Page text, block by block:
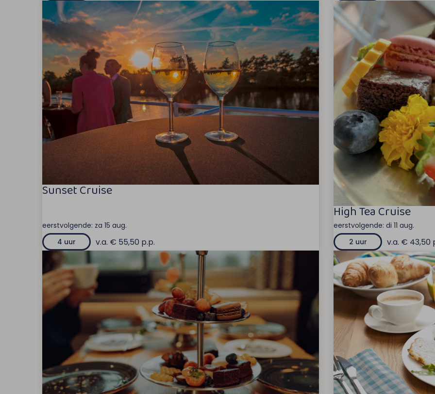
Sunset Cruise
eerstvolgende: za 15 aug.
4 uur
v.a. € 55,50 p.p.
High Tea Cruise
eerstvolgende: di 11 aug.
2 uur
v.a. € 43,50